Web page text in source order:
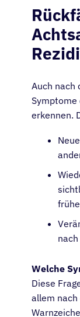
Über
Auch nach
Symptome
erkennen.
Welche
Diese
allem